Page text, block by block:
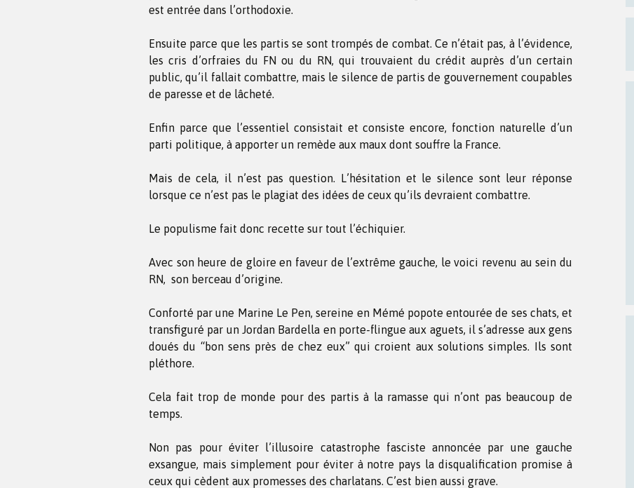
est entrée dans l’orthodoxie.
Ensuite parce que les partis se sont trompés de combat. Ce n’était pas, à l’évidence,
les cris d’orfraies du FN ou du RN, qui trouvaient du crédit auprès d’un certain
public, qu’il fallait combattre, mais le silence de partis de gouvernement coupables
de paresse et de lâcheté.
Enfin parce que l’essentiel consistait et consiste encore, fonction naturelle d’un
parti politique, à apporter un remède aux maux dont souffre la France.
Mais de cela, il n’est pas question. L’hésitation et le silence sont leur réponse
lorsque ce n’est pas le plagiat des idées de ceux qu’ils devraient combattre.
Le populisme fait donc recette sur tout l’échiquier.
Avec son heure de gloire en faveur de l’extrême gauche, le voici revenu au sein du
RN, son berceau d’origine.
Conforté par une Marine Le Pen, sereine en Mémé popote entourée de ses chats, et
transfiguré par un Jordan Bardella en porte-flingue aux aguets, il s’adresse aux gens
doués du “bon sens près de chez eux” qui croient aux solutions simples. Ils sont
pléthore.
Cela fait trop de monde pour des partis à la ramasse qui n’ont pas beaucoup de
temps.
Non pas pour éviter l’illusoire catastrophe fasciste annoncée par une gauche
exsangue, mais simplement pour éviter à notre pays la disqualification promise à
ceux qui cèdent aux promesses des charlatans. C’est bien aussi grave.